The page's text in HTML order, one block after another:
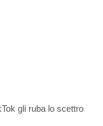
gli ruba lo scettro